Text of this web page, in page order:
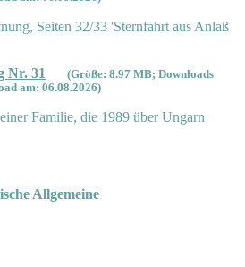
Seiten 32/33 'Sternfahrt aus Anlaß
Nr. 31
(Größe: 8.97 MB; Downloads
am: 06.08.2026)
Familie, die 1989 über Ungarn
Allgemeine